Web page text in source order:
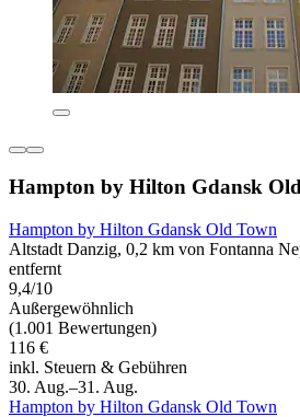
Hampton by Hilton Gdansk
Hampton by Hilton Gdansk Old Town
Altstadt Danzig, 0,2 km von Fontanna
entfernt
9,4/10
Außergewöhnlich
(1.001 Bewertungen)
116 €
inkl. Steuern & Gebühren
30. Aug.–31. Aug.
Hampton by Hilton Gdansk Old Town